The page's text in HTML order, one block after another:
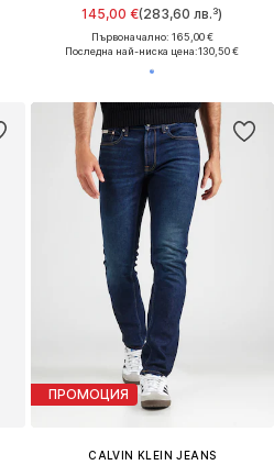
145,00 €(283,60 лв.³)
Първоначално: 165,00 €
Последна най-ниска цена:130,50 €
ПРОМОЦИЯ
CALVIN KLEIN JEANS